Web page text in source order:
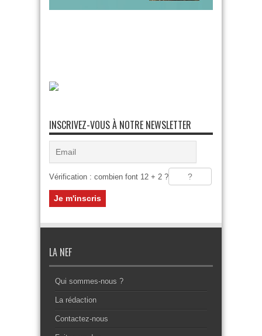
INSCRIVEZ-VOUS À NOTRE NEWSLETTER
Vérification : combien font 12 + 2 ?
LA NEF
Qui sommes-nous ?
La rédaction
Contactez-nous